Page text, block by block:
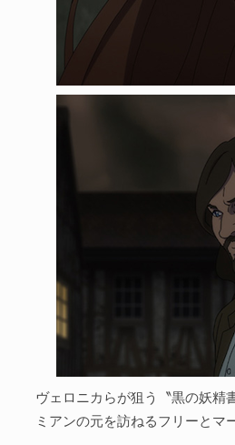
ヴェロニカらが狙う〝黒の妖精
ミアンの元を訪ねるフリーとマ